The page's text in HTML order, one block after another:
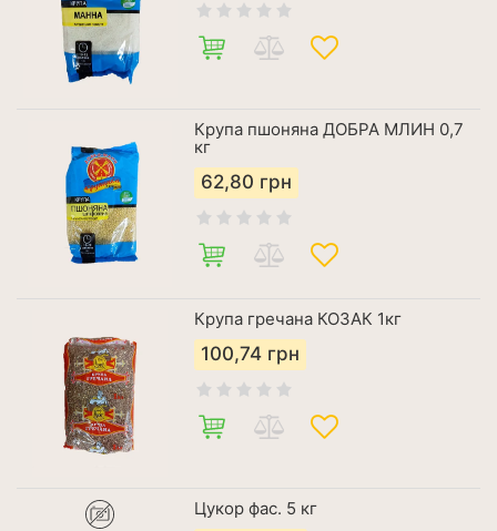
Крупа пшоняна ДОБРА МЛИН 0,7
кг
62,80 грн
Крупа гречана КОЗАК 1кг
100,74 грн
Цукор фас. 5 кг